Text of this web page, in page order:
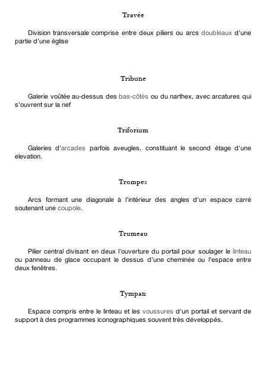
Travée
Division transversale comprise entre deux piliers ou arcs doubleaux d'une
partie d'une église
Tribune
Galerie voûtée au-dessus desbas-côtés ou du narthex, avec arcatures qui
s'ouvrent sur la nef
Triforium
Galeries d'arcades
parfois aveugles, constituant le second étage d'une
elevation.
Trompes
Arcs formant une diagonale à l'intérieur des angles d'un espace carré
soutenant une coupole.
Trumeau
Pilier central divisant en deux l'ouverture du portail pour soulager le linteau
ou panneau de glace occupant le dessus d’une cheminée ou l’espace entre
deux fenêtres.
Tympan
Espace compris entre le linteau et les voussures d'un portail et servant de
support à des programmes iconographiques souvent très développés.